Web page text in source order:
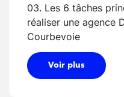
03. Les 6 tâches
réaliser une agence
Courbevoie
Voir plus